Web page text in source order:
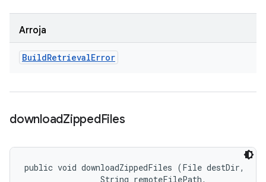
Arroja
BuildRetrievalError
downloadZippedFiles
public void downloadZippedFiles (File destDir,
                String remoteFilePath,